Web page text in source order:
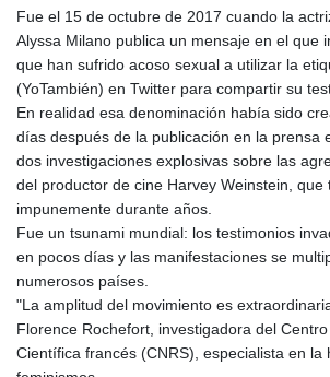
GTQ
GYD
HKD
HNL
HRK
HTG
HUF
ILS 3.468234
INR
IQD
Fue el 15 de octubre de 2017 cuando la
Alyssa Milano publica un mensaje en el que
que han sufrido acoso sexual a utilizar la
(YoTambién) en Twitter para compartir su
En realidad esa denominación había sido
días después de la publicación en la prensa
dos investigaciones explosivas sobre las
del productor de cine Harvey Weinstein, que
impunemente durante años.
Fue un tsunami mundial: los testimonios
en pocos días y las manifestaciones se
numerosos países.
"La amplitud del movimiento es
Florence Rochefort, investigadora del
Científica francés (CNRS), especialista en la